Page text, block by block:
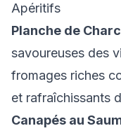
Apéritifs
Planche de
savoureuses des
fromages riches
et rafraîchissants
Canapés au